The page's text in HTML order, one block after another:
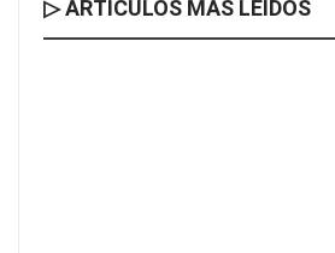
▷ ARTÍCULOS MÁS LEÍDOS